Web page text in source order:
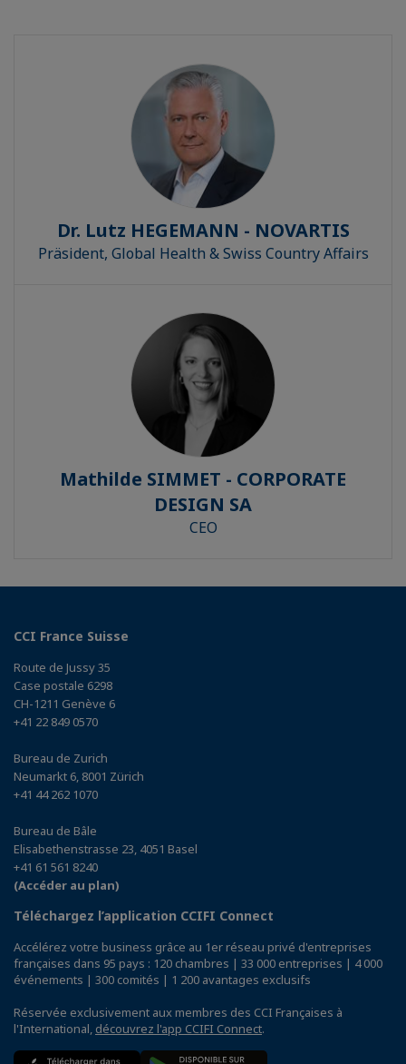
Dr. Lutz HEGEMANN - NOVARTIS
Präsident, Global Health & Swiss Country Affairs
Mathilde SIMMET - CORPORATE
DESIGN SA
CEO
CCI France Suisse
Route de Jussy 35
Case postale 6298
CH-1211 Genève 6
+41 22 849 0570
Bureau de Zurich
Neumarkt 6, 8001 Zürich
+41 44 262 1070
Bureau de Bâle
Elisabethenstrasse 23, 4051 Basel
+41 61 561 8240
(Accéder au plan)
Téléchargez l’application CCIFI Connect
Accélérez votre business grâce au 1er réseau privé d'entreprises
françaises dans 95 pays : 120 chambres | 33 000 entreprises | 4 000
événements | 300 comités | 1 200 avantages exclusifs
Réservée exclusivement aux membres des CCI Françaises à
l'International, découvrez l'app CCIFI Connect.